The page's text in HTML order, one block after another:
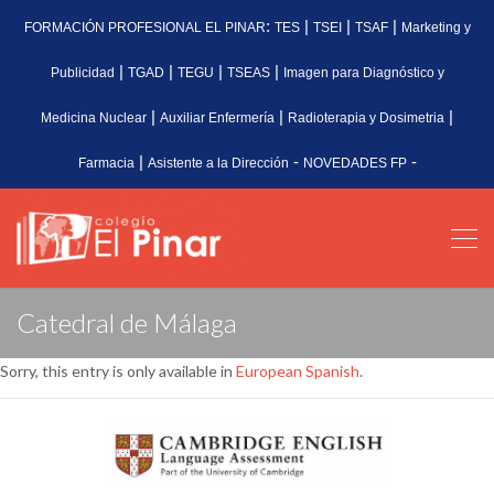
FORMACIÓN PROFESIONAL EL PINAR: TES| TSEI| TSAF| Marketing y
Publicidad | TGAD | TEGU | TSEAS| Imagen para Diagnóstico y
Medicina Nuclear | Auxiliar Enfermería | Radioterapia y Dosimetria |
Farmacia | Asistente a la Dirección - NOVEDADES FP-
Catedral de Málaga
Sorry, this entry is only available in European Spanish.